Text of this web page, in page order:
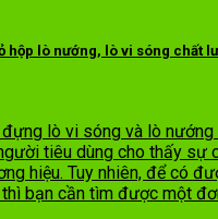
hộp lò nướng, lò vi sóng chất
lò vi sóng và lò nướng
tiêu dùng cho thấy sự
hiệu. Tuy nhiên, để có
bạn cần tìm được một